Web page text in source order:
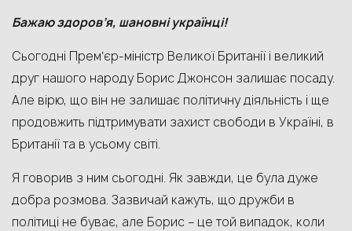
Бажаю здоров’я, шановні українці!
Сьогодні Премʼєр-міністр Великої Британії і великий
друг нашого народу Борис Джонсон залишає посаду.
Але вірю, що він не залишає політичну діяльність і ще
продовжить підтримувати захист свободи в Україні, в
Британії та в усьому світі.
Я говорив з ним сьогодні. Як завжди, це була дуже
добра розмова. Зазвичай кажуть, що дружби в
політиці не буває, але Борис – це той випадок, коли